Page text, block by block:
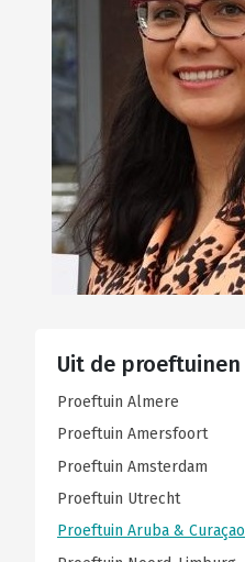
Uit de proeftuinen
Proeftuin Almere
Proeftuin Amersfoort
Proeftuin Amsterdam
Proeftuin Utrecht
Proeftuin Aruba & Curaçao